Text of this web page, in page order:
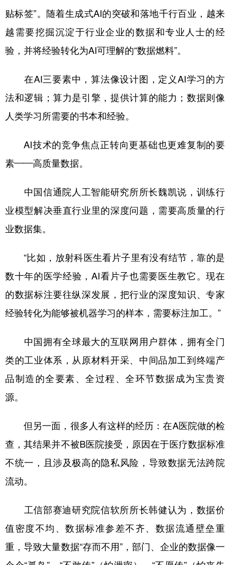
贴标签”。随着生成式AI的突破和落地千行百业，越来
越需要挖掘沉淀于行业企业的数据和专业人士的经
验，并将经验转化为AI可理解的“数据燃料”。
在AI三要素中，算法像设计图，定义AI学习的方
法和逻辑；算力是引擎，提供计算的能力；数据则像
人类学习所需要的书本和经验。
AI技术的竞争焦点正转向更基础也更难复制的要
素——高质量数据。
中国信通院人工智能研究所所长魏凯说，训练行
业模型解决垂直行业里的深度问题，需要高质量的行
业数据集。
“比如，放射科医生看片子里有没有结节，靠的是
数十年的医学经验，AI看片子也需要医生教它。现在
的数据标注要往纵深发展，把行业的深度知识、专家
经验转化为能够被机器学习的样本，需要标注加工。”
中国拥有全球最大的互联网用户群体，拥有全门
类的工业体系，从原材料开采、中间品加工到终端产
品制造的全要素、全过程、全环节数据成为宝贵资
源。
但另一面，很多人有这样的经历：在A医院做的检
查，其结果并不被B医院接受，原因在于医疗数据标准
不统一，且涉及极高的隐私风险，导致数据无法跨院
流动。
工信部赛迪研究院信软所所长韩健认为，数据价
值密度不均、数据标准参差不齐、数据流通壁垒重
重，导致大量数据“存而不用”，部门、企业的数据像一